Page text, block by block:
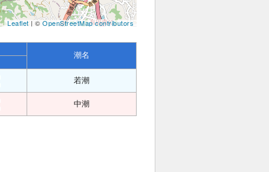
Leaflet| ©OpenStreetMap contributors
潮名
若潮
中潮